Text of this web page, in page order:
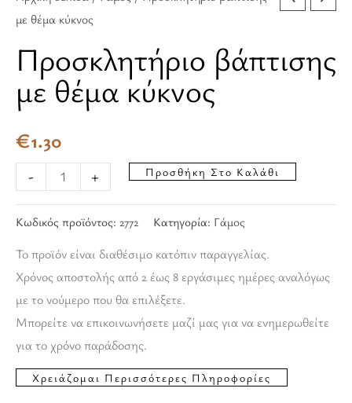
με θέμα κύκνος
Προσκλητήριο βάπτισης
με θέμα κύκνος
€1.30
- + Προσθήκη Στο Καλάθι
Κωδικός προϊόντος: 2772 Κατηγορία: Γάμος
Το προϊόν είναι διαθέσιμο κατόπιν παραγγελίας.
Χρόνος αποστολής από 2 έως 8 εργάσιμες ημέρες αναλόγως
με το νούμερο που θα επιλέξετε.
Μπορείτε να επικοινωνήσετε μαζί μας για να ενημερωθείτε
για το χρόνο παράδοσης.